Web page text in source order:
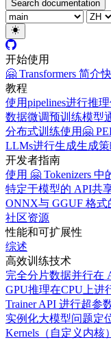
Search documentation
开始使用
🤗 Transformers 简介
教程
使用pipelines进行推理
数据微调预训练模型
分布式训练使用🤗
LLMs进行生成生成
开发者指南
使用 🤗 Tokenizers 中
特定于模型的 API共
ONNX与 GGUF 格式
社区资源
性能和可扩展性
综述
高效训练技术
完全分片数据并行在
GPU推理在CPU上进
Trainer API 进行超参
实例化大模型问题定
Kernels（自定义内核）